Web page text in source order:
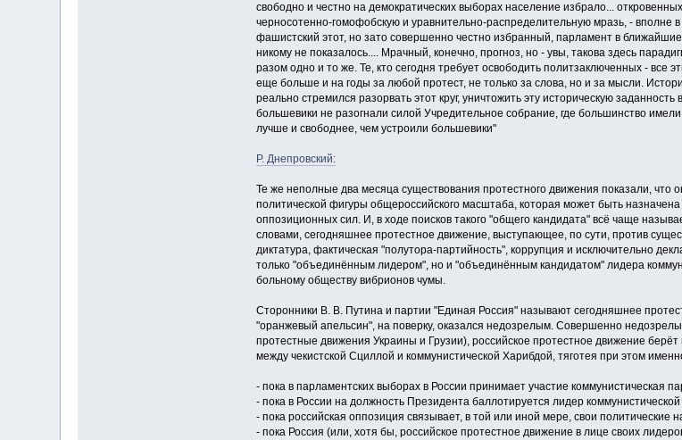
свободно и честно на демократических выборах население избрало...
черносотенно-гомофобскую и уравнительно-распределительную мразь, -
фашистский этот, но зато совершенно честно избранный, парламент в
никому не показалось.... Мрачный, конечно, прогноз, но - увы, такова здесь
разом одно и то же. Те, кто сегодня требует освободить политзаключенных - все
еще больше и на годы за любой протест, не только за слова, но и за мысли.
реально стремился разорвать этот круг, уничтожить эту историческую
большевики не разогнали силой Учредительное собрание, где большинство
лучше и свободнее, чем устроили большевики"
Р. Днепровский:
Те же неполные два месяца существования протестного движения показали, что
политической фигуры общероссийского масштаба, которая может быть
оппозиционных сил. И, в ходе поисков такого "общего кандидата" всё чаще
словами, сегодняшнее протестное движение, выступающее, по сути, против
диктатура, фактическая "полутора-партийность", коррупция и исключительно
только "объединённым лидером", но и "объединённым кандидатом" лидера
больному обществу вибрионов чумы.
Сторонники В. В. Путина и партии "Единая Россия" называют сегодняшнее
"оранжевый апельсин", на поверку, оказался недозрелым. Совершенно
протестные движения Украины и Грузии), российское протестное движение
между чекистской Сциллой и коммунистической Харибдой, тяготея при этом
- пока в парламентских выборах в России принимает участие коммунистическая
- пока в России на должность Президента баллотируется лидер
- пока российская оппозиция связывает, в той или иной мере, свои политические
- пока Россия (или, хотя бы, российское протестное движение в лице своих